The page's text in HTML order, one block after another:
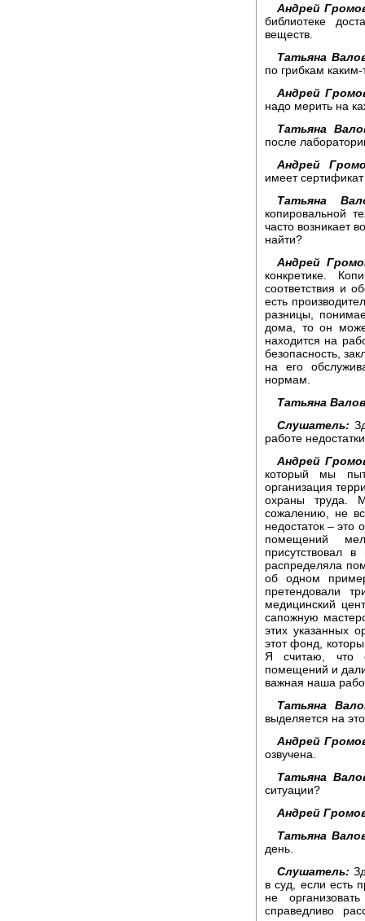
Андрей
библиотеке
веществ.
Татьяна
по грибкам каким-
Андрей
надо мерить на
Татьяна
после
Андрей
имеет
Татьяна
копировальной
часто возникает
найти?
Андрей
конкретике.
соответствия и
есть
разницы,
дома, то он
находится на
безопасность,
на его
нормам.
Татьяна
Слушатель:
работе
Андрей
который мы
организация
охраны труда.
сожалению, не
недостаток – это
помещений
присутствовал
распределяла
об одном
претендовали
медицинский
сапожную
этих указанных
этот фонд,
Я считаю, что
помещений и
важная наша
Татьяна
выделяется на
Андрей
озвучена.
Татьяна
ситуации?
Андрей
Татьяна
день.
Слушатель:
в суд, если есть
не
справедливо